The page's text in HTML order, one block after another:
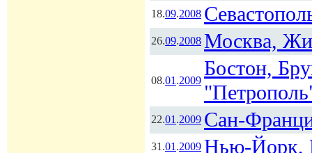
18.09.2008
26.09.2008 Москва,
08.01.2009
Бостон,
22.01.2009 Сан-
31.01.2009 Нью-Йорк,